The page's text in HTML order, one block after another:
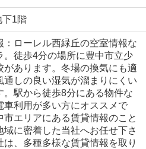
下1階
：ローレル西緑丘の空室情報な
。徒歩4分の場所に豊中市立少
があります。冬場の換気にも適
通しの良い湿気が溜まりにくい
。駅から徒歩8分にある物件な
車利用が多い方にオススメで
市エリアにある賃貸情報のこと
域に密着した当社へお任せ下さ
は、多種多様な賃貸情報を取り